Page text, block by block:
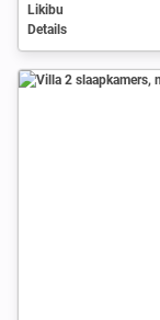
Likibu
Details